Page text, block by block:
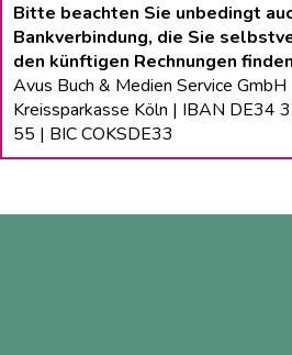
Bitte beachten Sie unbedingt
Bankverbindung, die Sie
den künftigen Rechnungen
Avus Buch & Medien Service GmbH
Kreissparkasse Köln | IBAN
55 | BIC COKSDE33